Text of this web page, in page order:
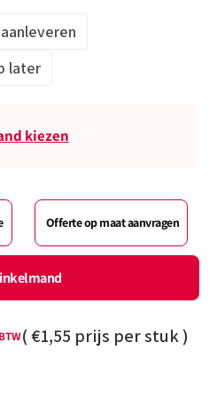
later
kiezen
Offerte op maat aanvragen
(€1,55 prijs per stuk )